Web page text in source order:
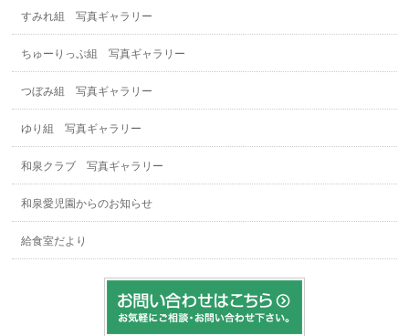
すみれ組 写真ギャラリー
ちゅーりっぷ組 写真ギャラリー
つぼみ組 写真ギャラリー
ゆり組 写真ギャラリー
和泉クラブ 写真ギャラリー
和泉愛児園からのお知らせ
給食室だより